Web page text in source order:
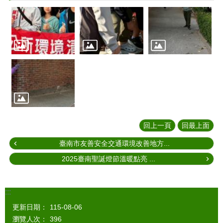
回上一頁 回最上面
臺南市友善安全交通環境改善地方...
2025臺南聖誕燈節溫暖點亮 ...
:::
更新日期：
115-08-06
瀏覽人次：
396